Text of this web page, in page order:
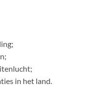
in het land.